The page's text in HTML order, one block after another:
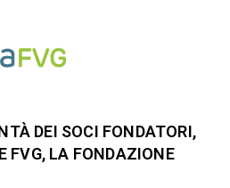
DEI SOCI FONDATORI,
FVG, LA FONDAZIONE